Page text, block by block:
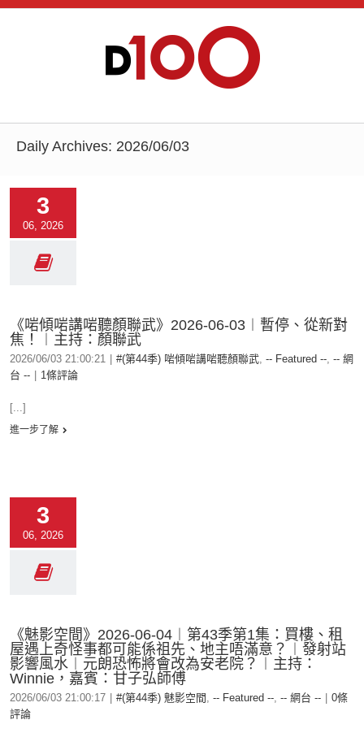
Daily Archives: 2026/06/03
3
06, 2026
《啱傾啱講啱聽顏聯武》2026-06-03︱暫停、從新對
焦！︱主持：顏聯武
2026/06/03 21:00:21 #(第44季) 啱傾啱講啱聽顏聯武, -- Featured --, -- 網
台 --
1條評論
[...]
進一步了解
3
06, 2026
《魅影空間》2026-06-04︱第43季第1集：買樓、租
屋遇上奇怪事都可能係祖先、地主唔滿意？︱發射站
影響風水︱元朗恐怖將會改為安老院？︱主持：
Winnie，嘉賓：甘子弘師傅
2026/06/03 21:00:17 #(第44季) 魅影空間 , -- Featured --, -- 網台 --
0條
評論